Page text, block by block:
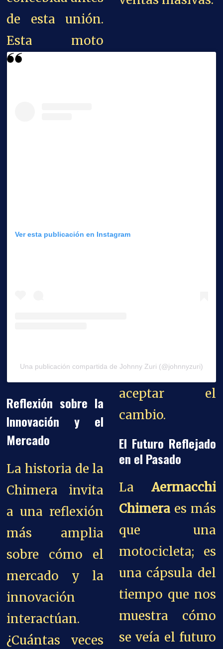
de esta unión.
Esta moto
Ver esta publicación en Instagram
Una publicación compartida de Johnny Zuri (@johnnyzuri)
Reflexión sobre la
Innovación y el
Mercado
La historia de la
Chimera invita
a una reflexión
más amplia
sobre cómo el
mercado y la
innovación
interactúan.
¿Cuántas veces
aceptar el
cambio.
El Futuro Reflejado
en el Pasado
La Aermacchi
Chimeraes más
que una
motocicleta; es
una cápsula del
tiempo que nos
muestra cómo
se veía el futuro